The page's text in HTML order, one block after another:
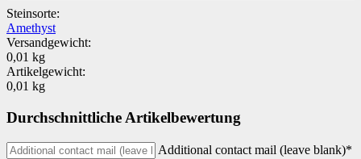
Steinsorte:
Amethyst
Versandgewicht:
0,01 kg
Artikelgewicht:
0,01 kg
Durchschnittliche Artikelbewertung
Additional contact mail (leave blank)*